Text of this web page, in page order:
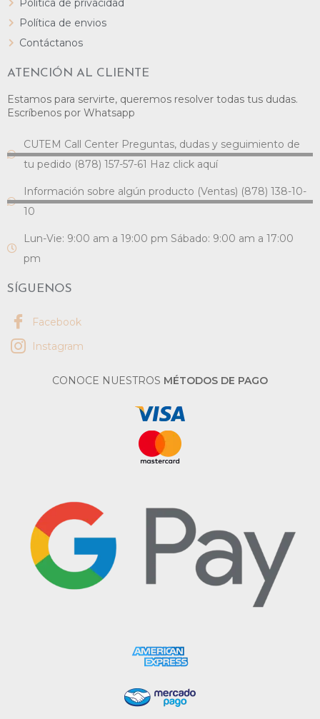
Política de privacidad
Política de envios
Contáctanos
ATENCIÓN AL CLIENTE
Estamos para servirte, queremos resolver todas tus dudas.
Escríbenos por Whatsapp
CUTEM Call Center Preguntas, dudas y seguimiento de
tu pedido (878) 157-57-61 Haz click aquí
Información sobre algún producto (Ventas) (878) 138-10-
10
Lun-Vie: 9:00 am a 19:00 pm Sábado: 9:00 am a 17:00
pm
SÍGUENOS
Facebook
Instagram
CONOCE NUESTROS MÉTODOS DE PAGO